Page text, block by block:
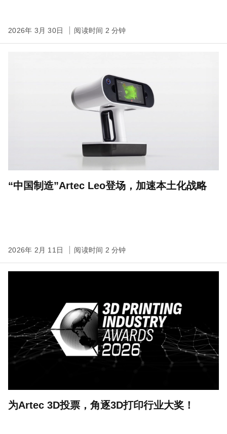
2026年 3月 30日 阅读时间 2 分钟
“中国制造”Artec Leo登场，加速本土化战略
2026年 2月 11日 阅读时间 2 分钟
为Artec 3D投票，角逐3D打印行业大奖！